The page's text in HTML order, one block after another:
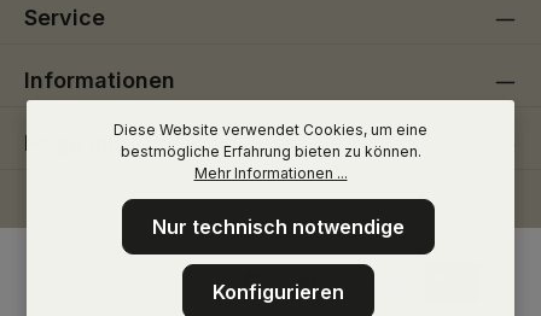
Service
Informationen
Folge uns
Diese Website verwendet Cookies, um eine
bestmögliche Erfahrung bieten zu können.
Mehr Informationen ...
Nur technisch notwendige
Konfigurieren